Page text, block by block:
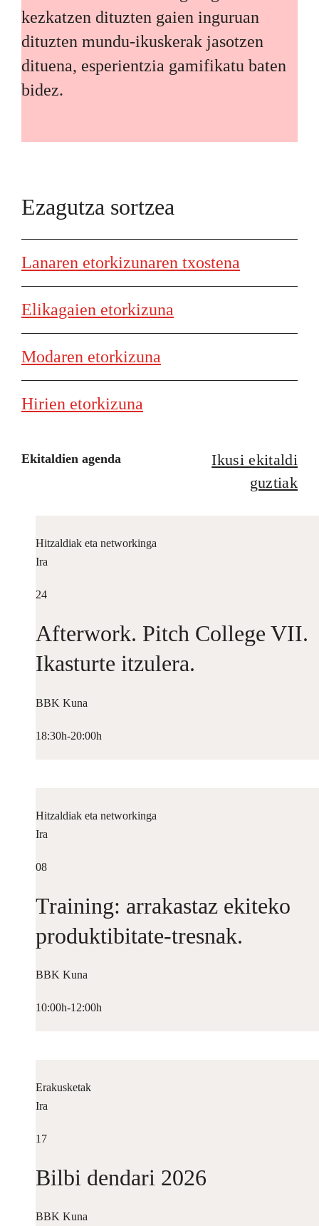
kezkatzen dituzten gaien inguruan
dituzten mundu-ikuskerak jasotzen
dituena, esperientzia gamifikatu baten
bidez.
Ezagutza sortzea
Lanaren etorkizunaren txostena
Elikagaien etorkizuna
Modaren etorkizuna
Hirien etorkizuna
Ekitaldien agenda
Ikusi ekitaldi
guztiak
Hitzaldiak eta networkinga
Ira
24
Afterwork. Pitch College VII.
Ikasturte itzulera.
BBK Kuna
18:30h-20:00h
Hitzaldiak eta networkinga
Ira
08
Training: arrakastaz ekiteko
produktibitate-tresnak.
BBK Kuna
10:00h-12:00h
Erakusketak
Ira
17
Bilbi dendari 2026
BBK Kuna